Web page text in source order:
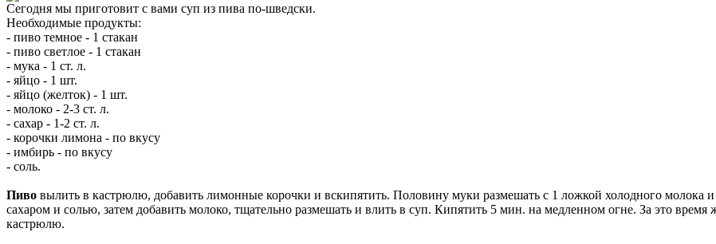
Сегодня мы приготовит с вами суп из пива по-шведски.
Необходимые продукты:
- пиво темное - 1 стакан
- пиво светлое - 1 стакан
- мука - 1 ст. л.
- яйцо - 1 шт.
- яйцо (желток) - 1 шт.
- молоко - 2-3 ст. л.
- сахар - 1-2 ст. л.
- корочки лимона - по вкусу
- имбирь - по вкусу
- соль.
Пиво вылить в кастрюлю, добавить лимонные корочки и вскипятить. Половину муки размешать с 1 ложкой холодного молока
сахаром и солью, затем добавить молоко, тщательно размешать и влить в суп. Кипятить 5 мин. на медленном огне. За это
кастрюлю.